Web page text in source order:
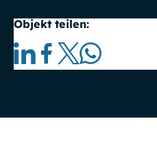
Objekt teilen: